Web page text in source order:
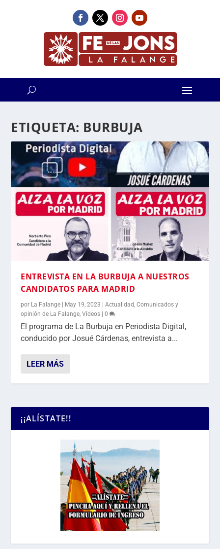
ETIQUETA: BURBUJA
ENTREVISTA EN LA BURBUJA A NUESTROS
CANDIDATOS PARA MADRID
por La Falange | May 19, 2023 |Actualidad ,Comunicados y
opinión de La Falange ,Vídeos |0
El programa de La Burbuja en Periodista Digital,
conducido por Josué Cárdenas, entrevista a...
LEER MÁS
¡¡ALÍSTATE!!